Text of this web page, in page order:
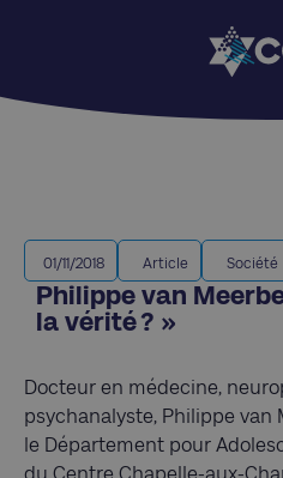
01/11/2018 Article Société
Philippe van
la vérité ? »
Docteur en médecine,
psychanalyste, Philippe van
le Département pour
du Centre Chapelle-aux-